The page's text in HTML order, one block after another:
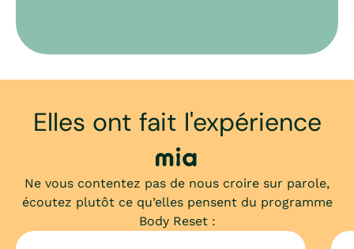
Vous pourriez
perdre
Elles ont fait l'expérience
mia
Ne vous contentez pas de nous croire sur parole,
écoutez plutôt ce qu’elles pensent du programme
Body Reset :